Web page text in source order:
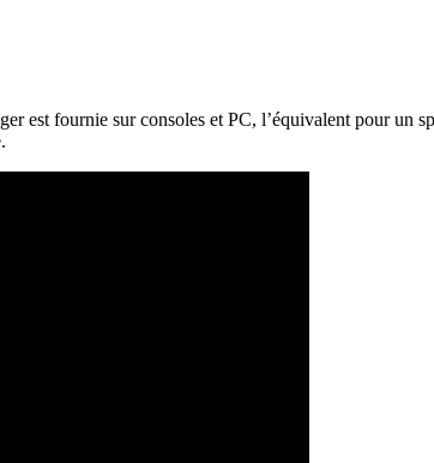
est fournie sur consoles et PC, l’équivalent pour un